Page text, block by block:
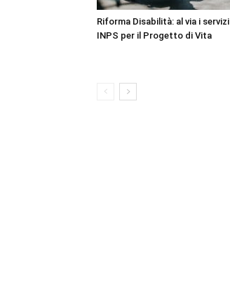
Riforma Disabilità: al via i servizi
INPS per il Progetto di Vita